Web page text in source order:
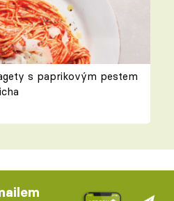
s paprikovým pestem